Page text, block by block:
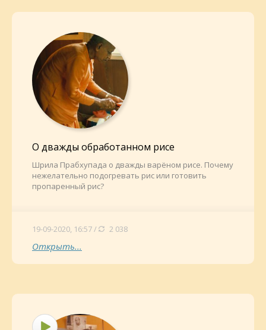
О дважды обработанном рисе
Шрила Прабхупада о дважды варёном рисе. Почему
нежелательно подогревать рис или готовить
пропаренный рис?
19-09-2020, 16:57 / 2 038
Открыть...